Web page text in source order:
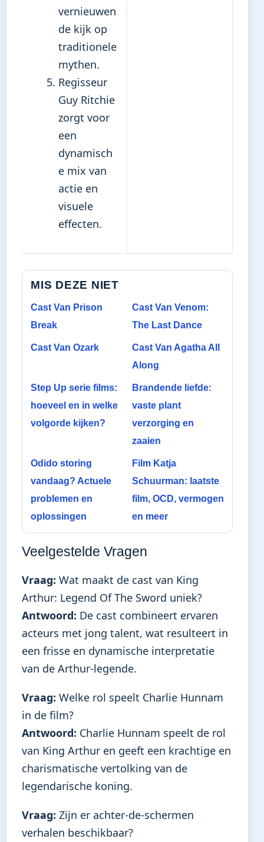
vernieuwen
de kijk op
traditionele
mythen.
Regisseur
Guy Ritchie
zorgt voor
een
dynamisch
e mix van
actie en
visuele
effecten.
MIS DEZE NIET
Cast Van Prison
Break
Cast Van Venom:
The Last Dance
Cast Van Ozark
Cast Van Agatha All
Along
Step Up serie films:
hoeveel en in welke
volgorde kijken?
Brandende liefde:
vaste plant
verzorging en
zaaien
Odido storing
vandaag? Actuele
problemen en
oplossingen
Film Katja
Schuurman: laatste
film, OCD, vermogen
en meer
Veelgestelde Vragen
Vraag: Wat maakt de cast van King
Arthur: Legend Of The Sword uniek?
Antwoord: De cast combineert ervaren
acteurs met jong talent, wat resulteert in
een frisse en dynamische interpretatie
van de Arthur-legende.
Vraag: Welke rol speelt Charlie Hunnam
in de film?
Antwoord: Charlie Hunnam speelt de rol
van King Arthur en geeft een krachtige en
charismatische vertolking van de
legendarische koning.
Vraag: Zijn er achter-de-schermen
verhalen beschikbaar?